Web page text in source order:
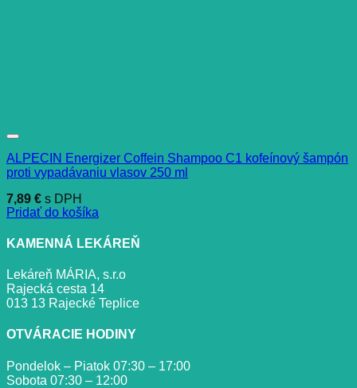
ALPECIN Energizer Coffein Shampoo C1 kofeínový šampón
proti vypadávaniu vlasov 250 ml
7,89 € s DPH
Pridať do košíka
KAMENNÁ LEKÁREŇ
Lekáreň MÁRIA, s.r.o
Rajecká cesta 14
013 13 Rajecké Teplice
OTVÁRACIE HODINY
Pondelok – Piatok 07:30 – 17:00
Sobota 07:30 – 12:00